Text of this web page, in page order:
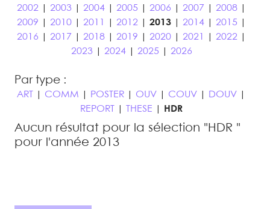
2002| 2003| 2004| 2005| 2006 2007 2008|
2009
2010| 2011 2012| 2013| 2014| 2015|
2016
2017 2018| 2019 2020| 2021 2022|
2023| 2024| 2025| 2026
Par type :
ART COMM POSTER OUV COUV DOUV
REPORT
THESE HDR
Aucun résultat pour la sélection "HDR "
pour l'année 2013